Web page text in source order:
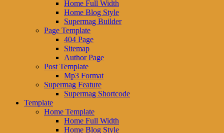
Home Full Width
Home Blog Style
Supermag Builder
Page Template
404 Page
Sitemap
Author Page
Post Template
Mp3 Format
Supermag Feature
Supermag Shortcode
Template
Home Template
Home Full Width
Home Blog Style